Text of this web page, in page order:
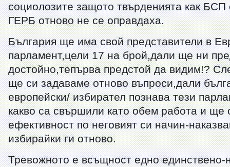
социолозите защото твърденията как БСП
ГЕРБ отново не се оправдаха.
България ще има свой представители в
парламент,цели 17 на брой,дали ще ни
достойно,тепърва предстой да видим!?
ще си задаваме отново въпроси,дали
европейски/ избирател познава тези
какво са свършили като обем работа и ще
ефективност по неговият си начин-
избирайки ги отново.
Тревожното е всъщност едно единствено-